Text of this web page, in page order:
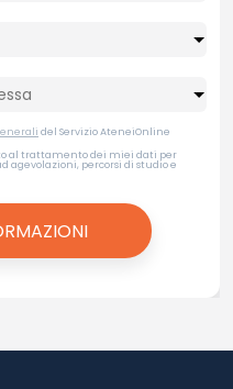
del Servizio AteneiOnline
al trattamento dei miei dati per
percorsi di studio e